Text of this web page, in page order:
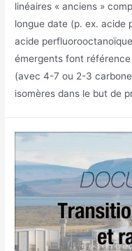
linéaires « anciens »
longue date (p. ex. acide
acide
émergents font
(avec 4-7 ou 2-3
isomères dans le but de